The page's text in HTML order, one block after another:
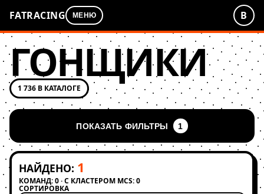
FATRACING МЕНЮ В
ГОНЩИКИ
1 736 В КАТАЛОГЕ
ПОКАЗАТЬ ФИЛЬТРЫ 1
НАЙДЕНО: 1
КОМАНД: 0 · С КЛАСТЕРОМ MCS: 0
СОРТИРОВКА
Применить сортировку